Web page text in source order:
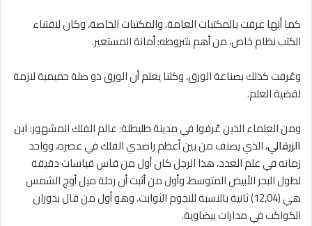
كما أنها عرفت بالمكتبات العامة، والمكتبات الخاصة، وكان لاقتناء
الكتب نظام خاص، من أهم شروطه: أمانة المستعير.
وعُرفت كذلك بصناعة الورق، وكلنا يعلم أن الورق ذو صلة حميمية لازمة
لقضية العلم.
ومن العلماء الذين عُرفوا في مدينة طليطلة: عالم الفلك المشهور:ابن
الزرقالي،الذي يصنف من بين أعظم راصدي الفلك في عصره، وواحد
زمانه في علم العدد، هذا الرجل كان أول من قاس قياسات دقيقة
لطول البحر الأبيض المتوسط، وأول من أثبت أن رحلة ميل أوج الشمس
هي (12,04) ثانية بالنسبة للنجوم الثوابت، وهو أول من قال بدوران
الكواكب في مدارات بيضاوية.